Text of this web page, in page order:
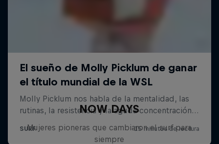
NOW DAYS
Mujeres pioneras que cambiaron el surf para
siempre